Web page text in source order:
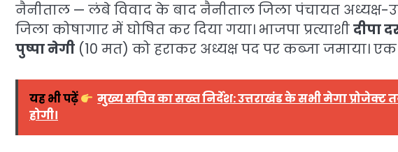
नैनीताल — लंबे विवाद के बाद नैनीताल जिला पंचायत अध्यक्ष-
जिला कोषागार में घोषित कर दिया गया। भाजपा प्रत्याशीदीपा
पुष्पा नेगी (10 मत) को हराकर अध्यक्ष पद पर कब्जा जमाया।
यह भी पढ़ें
मुख्य सचिव का सख्त निर्देश: उत्तराखंड के सभी मेगा
होगी।